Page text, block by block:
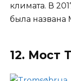
климата. В
была названа
12. Мост